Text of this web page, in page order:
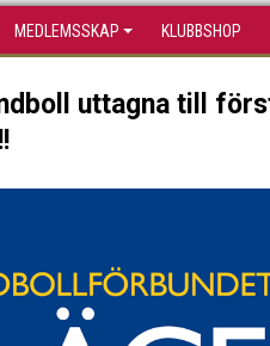
MEDLEMSSKAP KLUBBSHOP
uttagna till